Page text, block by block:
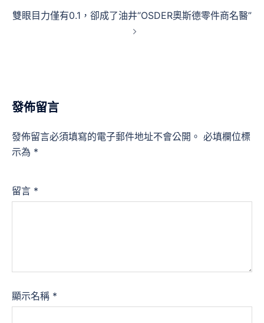
覽雙眼目力僅有0.1，卻成了油井“OSDER奧斯德零件商名醫”
發佈留言
發佈留言必須填寫的電子郵件地址不會公開。 必填欄位標
示為 *
留言 *
顯示名稱 *